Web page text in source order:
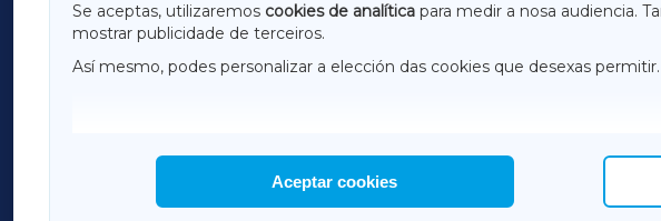
Se aceptas, utilizaremos cookies de analítica para medir a nosa audiencia.
mostrar publicidade de terceiros.
Así mesmo, podes personalizar a elección das cookies que desexas permitir.
Aceptar cookies
HEMEROTECA